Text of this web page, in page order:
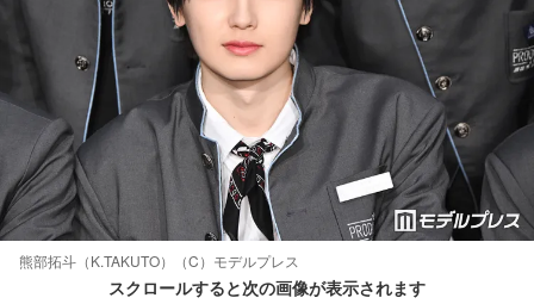
熊部拓斗（K.TAKUTO）（C）モデルプレス
スクロールすると次の画像が表示されます